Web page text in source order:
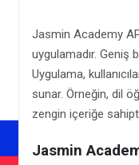
Jasmin Academy
uygulamadır. Geniş
Uygulama,
sunar. Örneğin, dil
zengin içeriğe
Jasmin